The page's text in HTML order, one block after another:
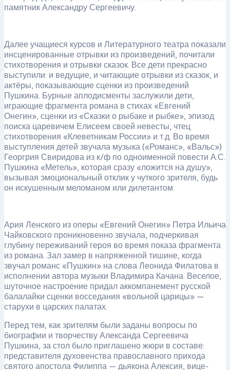
памятник Александру Сергеевичу.
Далее учащиеся курсов и Литературного театра показали
инсценированные отрывки из произведений, почитали
стихотворения и отрывки сказок. Все дети прекрасно
выступили: и ведущие, и читающие отрывки из сказок, и
актёры, показывающие сценки из произведений
Пушкина. Бурные аплодисменты заслужили дети,
играющие фрагмента романа в стихах «Евгений
Онегин», сценки из «Сказки о рыбаке и рыбке», эпизод
поиска царевичем Елисеем своей невесты, чтец
стихотворения «Клеветникам России» и т.д. Во время
выступления детей звучала музыка («Романс», «Вальс»)
Георгрия Свиридова из к/ф по одноименной повести А.С.
Пушкина «Метель», которая сразу «ложится на душу»,
вызывая эмоциональный отклик у чуткого зрителя, будь
он искушенным меломаном или дилетантом.
Ария Ленского из оперы «Евгений Онегин» Петра Ильича
Чайковского проникновенно звучала, подчеркивая
глубину переживаний героя во время показа фрагмента
из романа. Зал замер в напряженной тишине, когда
звучал романс «Пушкин» на слова Леонида Филатова в
исполнении автора музыки Владимира Качана. Веселое,
шуточное настроение придал аккомпанемент русской
балалайки сценки восседания «вольной царицы» —
старухи в царских палатах.
Перед тем, как зрителям были заданы вопросы по
биографии и творчеству Александа Сергеевича
Пушкина, за стол было приглашено жюри в составе:
представителя духовенства православного прихода
святого апостола Филиппа — дьякона Алексия, вице-